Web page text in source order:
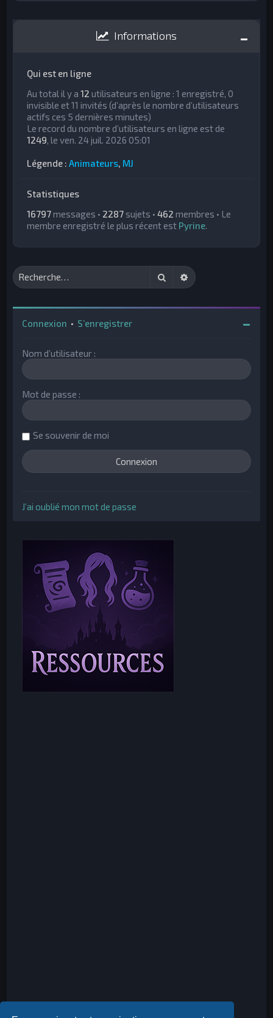
Informations
Qui est en ligne
Au total il y a12 utilisateurs en ligne : 1 enregistré, 0
invisible et 11 invités (d’après le nombre d’utilisateurs
actifs ces 5 dernières minutes)
Le record du nombre d’utilisateurs en ligne est de
1249, le ven. 24 juil. 2026 05:01
Légende :Animateurs, MJ
Statistiques
16797messages • 2287 sujets •462 membres • Le
membre enregistré le plus récent est Pyrine.
RechercherRecherche avancée
Connexion • S’enregistrer
Nom d’utilisateur :
Mot de passe :
Se souvenir de moi
J’ai oublié mon mot de passe